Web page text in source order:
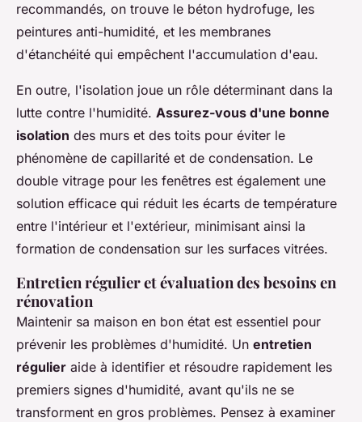
recommandés, on trouve le béton hydrofuge, les
peintures anti-humidité, et les membranes
d'étanchéité qui empêchent l'accumulation d'eau.
En outre, l'isolation joue un rôle déterminant dans la
lutte contre l'humidité. Assurez-vous d'une bonne
isolation des murs et des toits pour éviter le
phénomène de capillarité et de condensation. Le
double vitrage pour les fenêtres est également une
solution efficace qui réduit les écarts de température
entre l'intérieur et l'extérieur, minimisant ainsi la
formation de condensation sur les surfaces vitrées.
Entretien régulier et évaluation des besoins en
rénovation
Maintenir sa maison en bon état est essentiel pour
prévenir les problèmes d'humidité. Un entretien
régulier aide à identifier et résoudre rapidement les
premiers signes d'humidité, avant qu'ils ne se
transforment en gros problèmes. Pensez à examiner